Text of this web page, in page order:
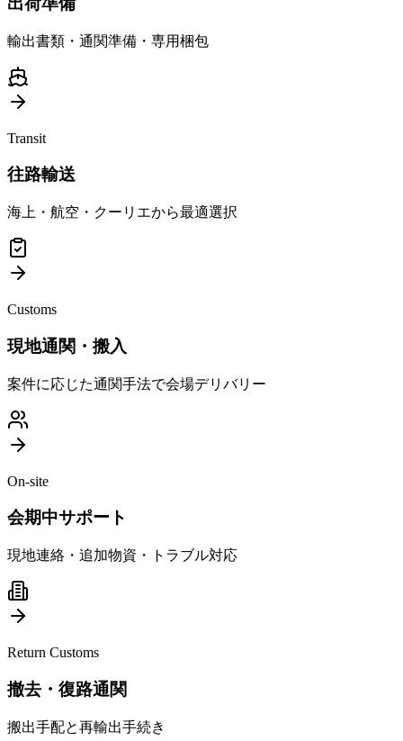
輸出書類・通関準備・専用梱包
Transit
往路輸送
海上・航空・クーリエから最適選択
Customs
現地通関・搬入
案件に応じた通関手法で会場デリバリー
On-site
会期中サポート
現地連絡・追加物資・トラブル対応
Return Customs
撤去・復路通関
搬出手配と再輸出手続き